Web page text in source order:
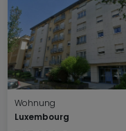
Wohnung
Luxembourg